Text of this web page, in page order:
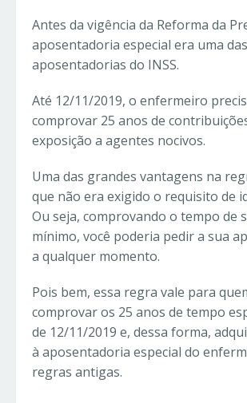
Antes da vigência da Reforma da
aposentadoria especial era uma
aposentadorias do INSS.
Até 12/11/2019, o enfermeiro
comprovar 25 anos de
exposição a agentes nocivos.
Uma das grandes vantagens na
que não era exigido o requisito de
Ou seja, comprovando o tempo de
mínimo, você poderia pedir a sua
a qualquer momento.
Pois bem, essa regra vale para
comprovar os 25 anos de tempo
de 12/11/2019 e, dessa forma,
à aposentadoria especial do
regras antigas.